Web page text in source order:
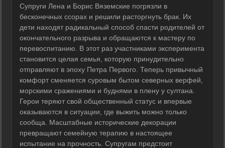
Супруги Лена и Борис Вяземские погрязли в
бесконечных ссорах и решили расторгнуть брак. Их
дети находят радикальный способ спасти родителей от
окончательного разрыва и обращаются к мастеру по
перевоспитанию. В этот раз участниками эксперимента
становится целая семья, которую принудительно
отправляют в эпоху Петра Первого. Теперь привычный
комфорт сменяется суровым бытом северных верфей,
морскими сражениями и буднями в плену у султана.
Герои теряют свой общественный статус и впервые
оказываются в ситуации, где выжить можно только
сообща. Масштабные исторические декорации
превращают семейную терапию в настоящее
испытание на прочность. Супругам предстоит